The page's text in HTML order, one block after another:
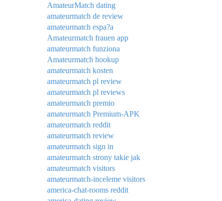
AmateurMatch dating
amateurmatch de review
amateurmatch espa?a
Amateurmatch frauen app
amateurmatch funziona
Amateurmatch hookup
amateurmatch kosten
amateurmatch pl review
amateurmatch pl reviews
amateurmatch premio
amateurmatch Premium-APK
amateurmatch reddit
amateurmatch review
amateurmatch sign in
amateurmatch strony takie jak
amateurmatch visitors
amateurmatch-inceleme visitors
america-chat-rooms reddit